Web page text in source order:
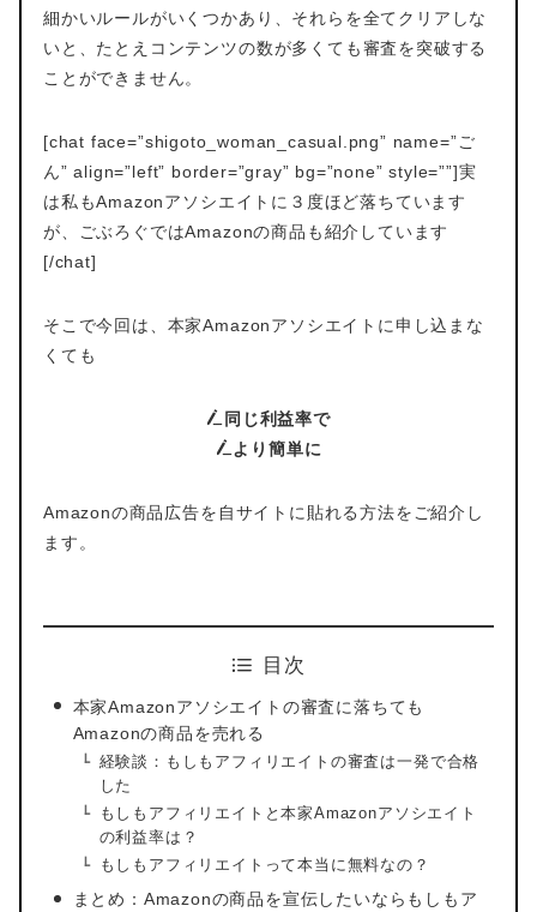
細かいルールがいくつかあり、それらを全てクリアしな
いと、たとえコンテンツの数が多くても審査を突破する
ことができません。
[chat face=”shigoto_woman_casual.png” name=”ご
ん” align=”left” border=”gray” bg=”none” style=””]実
は私もAmazonアソシエイトに３度ほど落ちています
が、ごぶろぐではAmazonの商品も紹介しています
[/chat]
そこで今回は、本家Amazonアソシエイトに申し込まな
くても
同じ利益率で
より簡単に
Amazonの商品広告を自サイトに貼れる方法をご紹介し
ます。
目次
本家Amazonアソシエイトの審査に落ちても
Amazonの商品を売れる
経験談：もしもアフィリエイトの審査は一発で合格
した
もしもアフィリエイトと本家Amazonアソシエイト
の利益率は？
もしもアフィリエイトって本当に無料なの？
まとめ：Amazonの商品を宣伝したいならもしもア